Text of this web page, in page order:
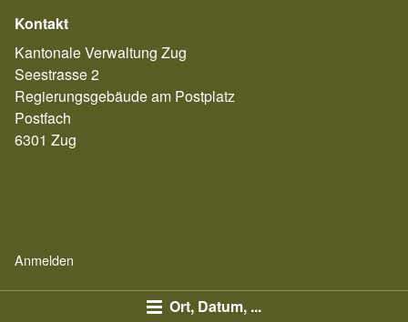
Ort, Datum, ...
Kontakt
Kantonale Verwaltung Zug
Seestrasse 2
Regierungsgebäude am Postplatz
Postfach
6301 Zug
Anmelden